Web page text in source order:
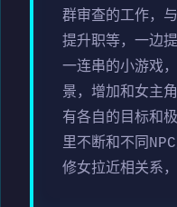
群审查的工作，
提升职等，一边
一连串的小游戏
景，增加和女主
有各自的目标和
里不断和不同
修女拉近相关系